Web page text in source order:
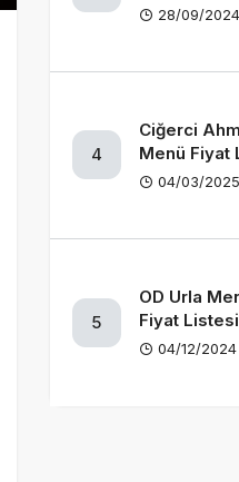
28/09/2024
4
Ciğerci
Menü Fiyat
04/03/2025
5
OD Urla
Fiyat Listesi
04/12/2024